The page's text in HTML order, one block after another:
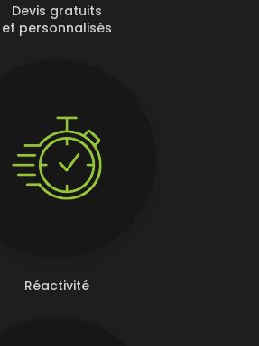
Devis gratuits
et personnalisés
Réactivité